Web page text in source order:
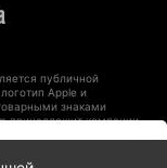
публичной
Apple и
знаками
принадлежит компании